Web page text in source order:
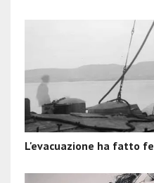
L'evacuazione ha fatto